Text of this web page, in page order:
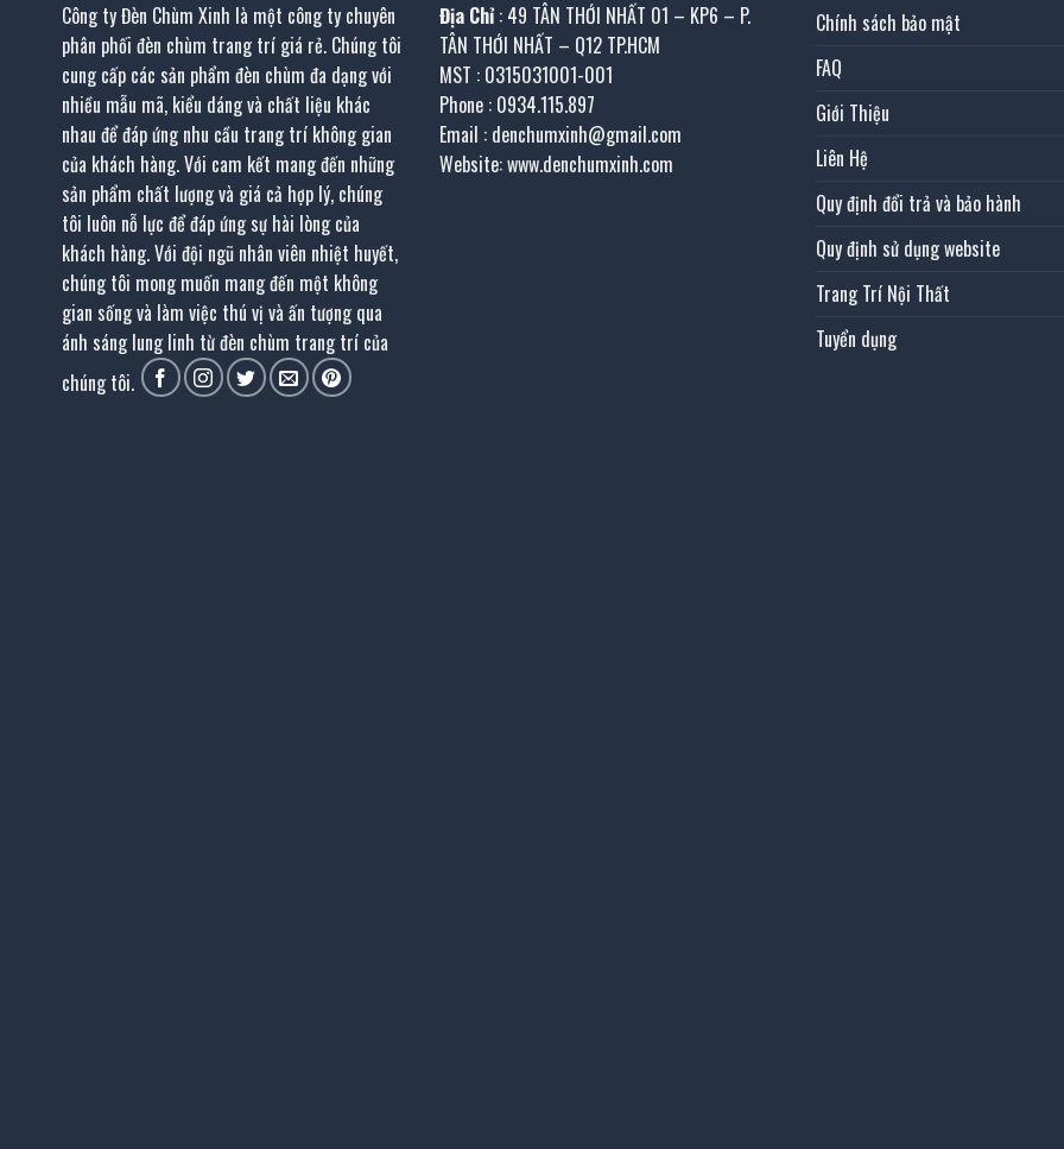
Công ty Đèn Chùm Xinh là một công ty chuyên
phân phối đèn chùm trang trí giá rẻ. Chúng tôi
cung cấp các sản phẩm đèn chùm đa dạng với
nhiều mẫu mã, kiểu dáng và chất liệu khác
nhau để đáp ứng nhu cầu trang trí không gian
của khách hàng. Với cam kết mang đến những
sản phẩm chất lượng và giá cả hợp lý, chúng
tôi luôn nỗ lực để đáp ứng sự hài lòng của
khách hàng. Với đội ngũ nhân viên nhiệt huyết,
chúng tôi mong muốn mang đến một không
gian sống và làm việc thú vị và ấn tượng qua
ánh sáng lung linh từ đèn chùm trang trí của
chúng tôi.
Địa Chỉ : 49 TÂN THỚI NHẤT 01 – KP6 – P.
TÂN THỚI NHẤT – Q12 TP.HCM
MST : 0315031001-001
Phone : 0934.115.897
Email : denchumxinh@gmail.com
Website: www.denchumxinh.com
Chính sách bảo mật
FAQ
Giới Thiệu
Liên Hệ
Quy định đổi trả và bảo hành
Quy định sử dụng website
Trang Trí Nội Thất
Tuyển dụng